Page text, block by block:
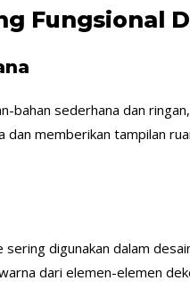
Fungsional
bahan sederhana dan
memberikan tampilan
digunakan dalam
dari elemen-elemen